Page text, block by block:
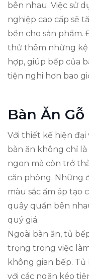
bên nhau. Việc sử
nghiệp cao cấp sẽ
bền cho sản phẩm.
thử thêm những kệ
hợp, giúp bếp của
tiện nghi hơn bao
Bàn Ăn
Với thiết kế hiện
bàn ăn không chỉ
ngon mà còn trở
căn phòng. Những
màu sắc ấm áp tạo
quây quần bên
quý giá.
Ngoài bàn ăn, tủ
trọng trong việc
không gian bếp.
với các ngăn kéo